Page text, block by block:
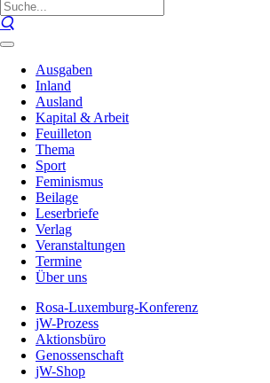
Ausgaben
Inland
Ausland
Kapital & Arbeit
Feuilleton
Thema
Sport
Feminismus
Beilage
Leserbriefe
Verlag
Veranstaltungen
Termine
Über uns
Rosa-Luxemburg-Konferenz
jW-Prozess
Aktionsbüro
Genossenschaft
jW-Shop